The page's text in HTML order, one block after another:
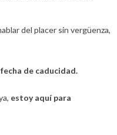
del placer sin vergüenza,
de caducidad.
estoy aquí para